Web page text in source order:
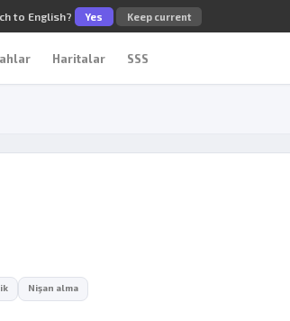
to English? Yes Keep current
Haritalar SSS
Nişan alma